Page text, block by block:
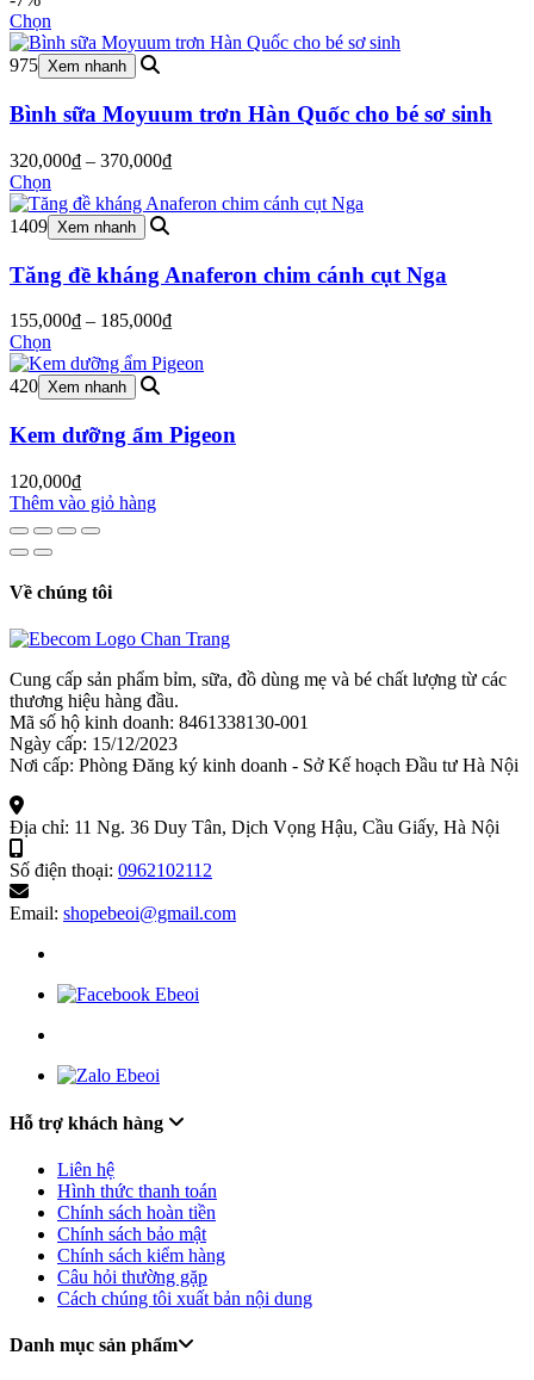
Chọn
975 Xem nhanh
Bình sữa Moyuum trơn Hàn Quốc cho bé sơ sinh
320,000₫ – 370,000₫Khoảng
từ
370,000₫
Chọn
1409 Xem nhanh
Tăng đề kháng Anaferon chim cánh cụt Nga
155,000₫ – 185,000₫Khoảng
từ
185,000₫
Chọn
420 Xem nhanh
Kem dưỡng ẩm Pigeon
120,000₫
Thêm vào giỏ hàng
Về chúng tôi
Cung cấp sản phẩm bỉm, sữa, đồ dùng mẹ và bé chất lượng từ các
thương hiệu hàng đầu.
Mã số hộ kinh doanh: 8461338130-001
Ngày cấp: 15/12/2023
Nơi cấp: Phòng Đăng ký kinh doanh - Sở Kế hoạch Đầu tư Hà Nội
Địa chỉ: 11 Ng. 36 Duy Tân, Dịch Vọng Hậu, Cầu Giấy, Hà Nội
Số điện thoại: 0962102112
Email: shopebeoi@gmail.com
Hỗ trợ khách hàng
Liên hệ
Hình thức thanh toán
Chính sách hoàn tiền
Chính sách bảo mật
Chính sách kiểm hàng
Câu hỏi thường gặp
Cách chúng tôi xuất bản nội dung
Danh mục sản phẩm